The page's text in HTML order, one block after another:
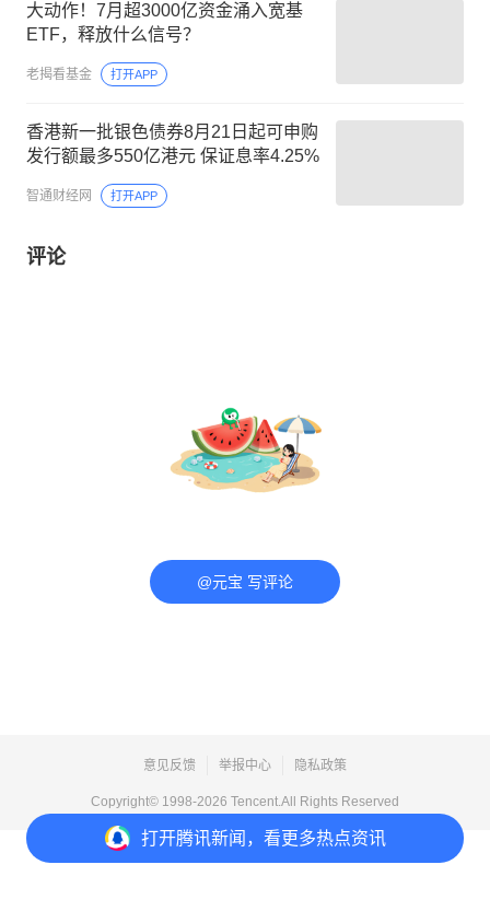
打开腾讯新闻，看更多热点资讯
大动作！7月超3000亿资金涌入宽基
ETF，释放什么信号？
老揭看基金 打开APP
香港新一批银色债券8月21日起可申购
发行额最多550亿港元 保证息率4.25%
智通财经网 打开APP
评论
@元宝 写评论
意见反馈 举报中心 隐私政策
Copyright© 1998-2026 Tencent.All Rights Reserved